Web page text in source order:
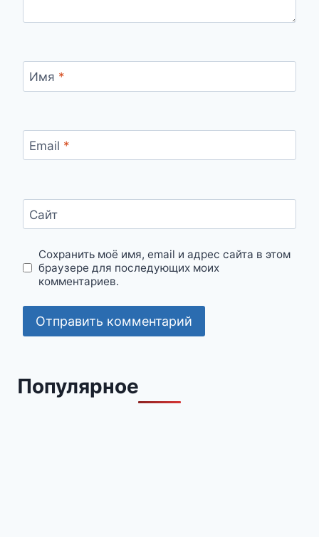
Имя *
Email *
Сайт
Сохранить моё имя, email и адрес сайта в этом
браузере для последующих моих
комментариев.
Популярное